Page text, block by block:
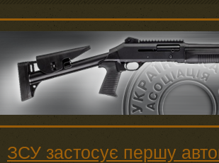
ЗСУ застосує першу